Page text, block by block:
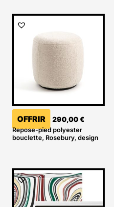
OFFRIR 290,00€
Repose-pied polyester
bouclette, Rosebury, design